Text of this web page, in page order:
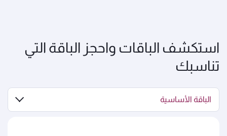
استكشف الباقات واحجز الباقة التي
تناسبك
الباقة الأساسية